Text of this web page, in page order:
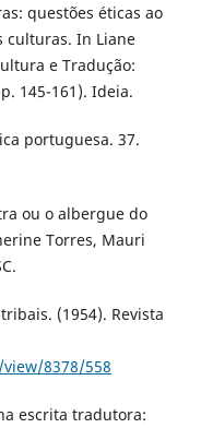
questões éticas ao
culturas. In Liane
e Tradução:
145-161). Ideia.
portuguesa. 37.
ou o albergue do
Torres, Mauri
(1954). Revista
8378/558
escrita tradutora: